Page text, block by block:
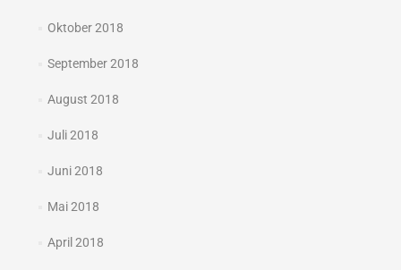
Oktober 2018
September 2018
August 2018
Juli 2018
Juni 2018
Mai 2018
April 2018